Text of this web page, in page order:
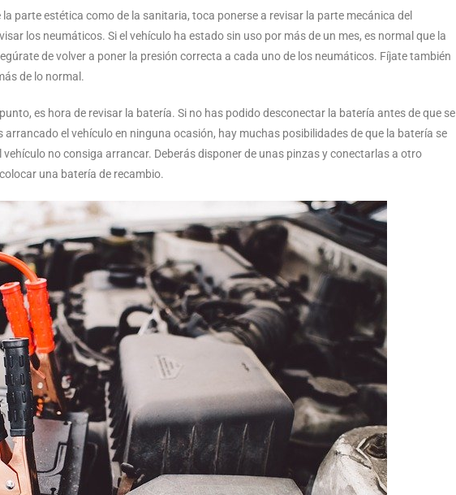
parte estética como de la sanitaria, toca ponerse a revisar la parte mecánica del
los neumáticos. Si el vehículo ha estado sin uso por más de un mes, es normal que la
de volver a poner la presión correcta a cada uno de los neumáticos. Fíjate también
de lo normal.
es hora de revisar la batería. Si no has podido desconectar la batería antes de que se
el vehículo en ninguna ocasión, hay muchas posibilidades de que la batería se
no consiga arrancar. Deberás disponer de unas pinzas y conectarlas a otro
una batería de recambio.